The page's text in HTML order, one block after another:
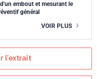
embout et mesurant le
général
VOIR PLUS
l'extrait